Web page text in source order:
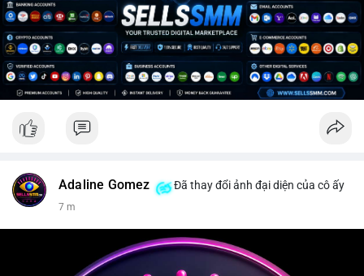
Adaline Gomez Đã thay đổi ảnh đại diện của cô ấy
7 m